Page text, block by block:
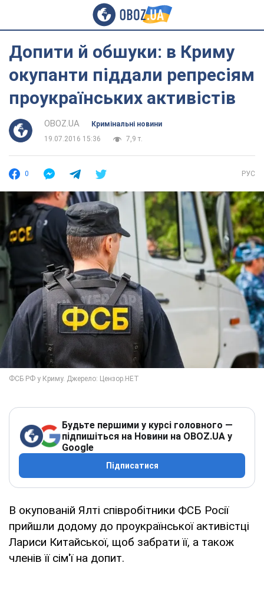
Допити й обшуки: в Криму
окупанти піддали репресіям
проукраїнських активістів
OBOZ.UA
Кримінальні новини
19.07.2016 15:36
7,9 т.
0 РУС
Будьте першими у курсі головного —
підпишіться на Новини на OBOZ.UA у
Google
Підписатися
В окупованій Ялті співробітники ФСБ Росії
прийшли додому до проукраїнської активістці
Лариси Китайської, щоб забрати її, а також
членів її сім'ї на допит.